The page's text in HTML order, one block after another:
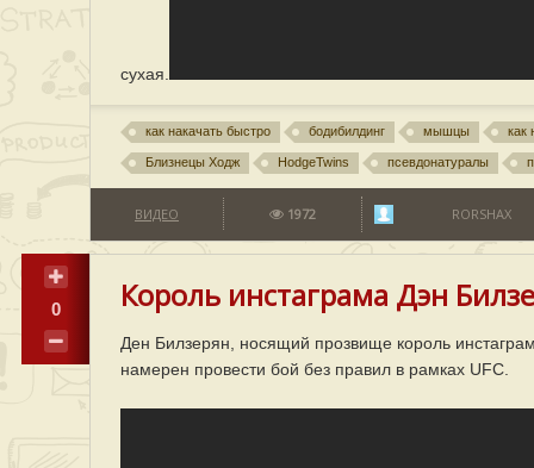
сухая.
как накачать быстро бодибилдинг мышцы как
Близнецы Ходж HodgeTwins псевдонатуралы
ВИДЕО 1972 RORSHAX
0 Король инстаграма Дэн
Ден Билзерян, носящий прозвище король
намерен провести бой без правил в рамках UFC.